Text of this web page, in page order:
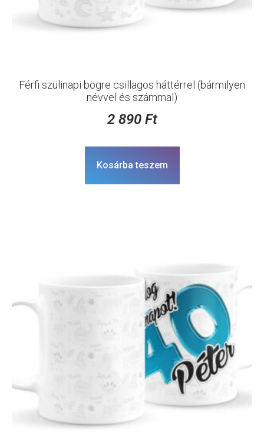
Férfi szülinapi bögre csillagos háttérrel (bármilyen
névvel és számmal)
2 890 Ft
Kosárba teszem